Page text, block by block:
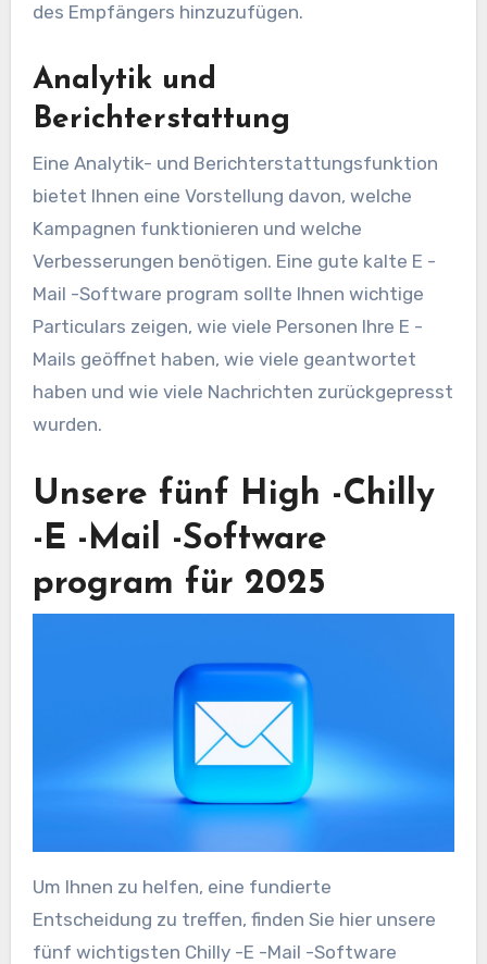
des Empfängers hinzuzufügen.
Analytik und
Berichterstattung
Eine Analytik- und Berichterstattungsfunktion
bietet Ihnen eine Vorstellung davon, welche
Kampagnen funktionieren und welche
Verbesserungen benötigen. Eine gute kalte E -
Mail -Software program sollte Ihnen wichtige
Particulars zeigen, wie viele Personen Ihre E -
Mails geöffnet haben, wie viele geantwortet
haben und wie viele Nachrichten zurückgepresst
wurden.
Unsere fünf High -Chilly
-E -Mail -Software
program für 2025
Um Ihnen zu helfen, eine fundierte
Entscheidung zu treffen, finden Sie hier unsere
fünf wichtigsten Chilly -E -Mail -Software